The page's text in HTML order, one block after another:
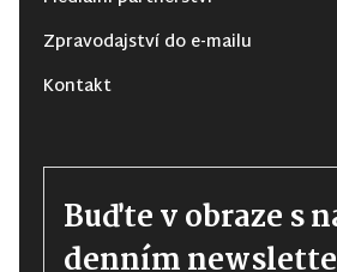
Zpravodajství do e-mailu
Kontakt
Buďte v obraze s
denním